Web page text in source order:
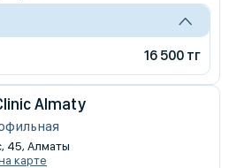
16 500 тг
Almaty
45, Алматы
карте